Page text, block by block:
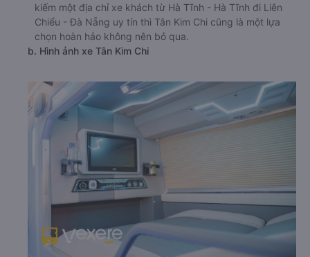
kiếm một địa chỉ xe khách từ Hà Tĩnh - Hà Tĩnh đi Liên
Chiểu - Đà Nẵng uy tín thì Tân Kim Chi cũng là một lựa
chọn hoàn hảo không nên bỏ qua.
b. Hình ảnh xe Tân Kim Chi